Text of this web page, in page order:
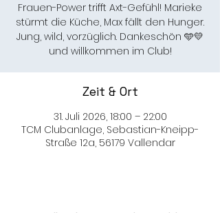
Frauen-Power trifft Axt-Gefühl! Marieke
stürmt die Küche, Max fällt den Hunger.
Jung, wild, vorzüglich. Dankeschön 🩵💛
und willkommen im Club!
Zeit & Ort
31. Juli 2026, 18:00 – 22:00
TCM Clubanlage, Sebastian-Kneipp-
Straße 12a, 56179 Vallendar